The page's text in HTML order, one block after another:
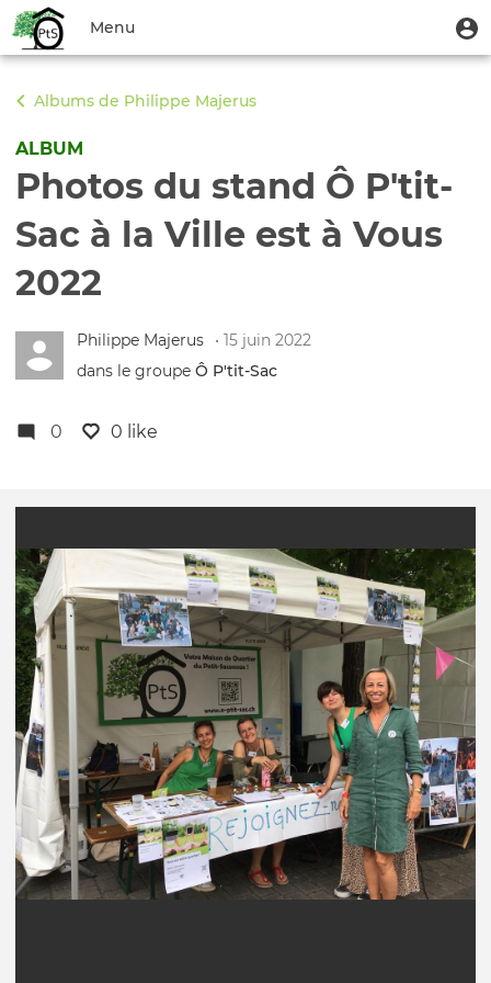
contenu
Menu
du
compte
de
l'utilisateur
Menu
Toggle
navigation
Albums de Philippe Majerus
ALBUM
Photos du stand Ô P'tit-
Sac à la Ville est à Vous
2022
Philippe Majerus
• 15 juin 2022
dans le groupe Ô P'tit‑Sac
0 0 like